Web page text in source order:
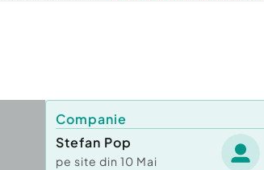
Companie
Stefan Pop
pe site din 10 Mai